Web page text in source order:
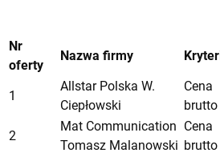
Nr
oferty
Nazwa firmy
1
Allstar Polska W.
Ciepłowski
Cena
brutto
2
Mat Communication
Tomasz Malanowski
Cena
brutto